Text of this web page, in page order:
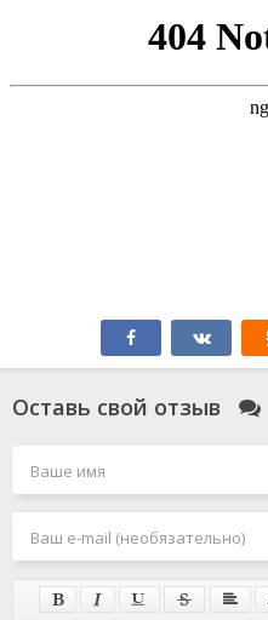
Оставь свой отзыв